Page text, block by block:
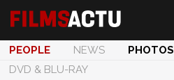
PEOPLE NEWS PHOTOS
DVD & BLU-RAY